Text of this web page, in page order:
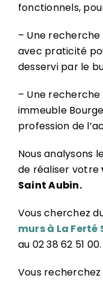
fonctionnels,
– Une recherche
avec praticité
desservi par le
– Une recherche
immeuble
profession de
Nous analysons
de réaliser votre
Saint Aubin.
Vous cherchez
murs à La Ferté
au 02 38 62 51 00.
Vous